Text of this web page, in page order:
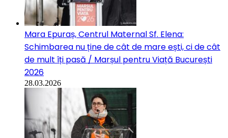
Mara Epuraș, Centrul Maternal Sf. Elena:
Schimbarea nu ține de cât de mare ești, ci de cât
de mult îți pasă / Marșul pentru Viață București
2026
28.03.2026